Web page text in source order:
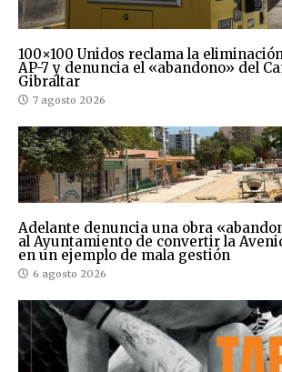
100×100 Unidos reclama la
AP-7 y denuncia el «abandono» del
Gibraltar
7 agosto 2026
Adelante denuncia una obra
al Ayuntamiento de convertir la
en un ejemplo de mala gestión
6 agosto 2026